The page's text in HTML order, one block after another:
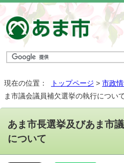
現在の位置： トップページ > 市政
ま市議会議員補欠選挙の執行につい
あま市長選挙及びあま市
について